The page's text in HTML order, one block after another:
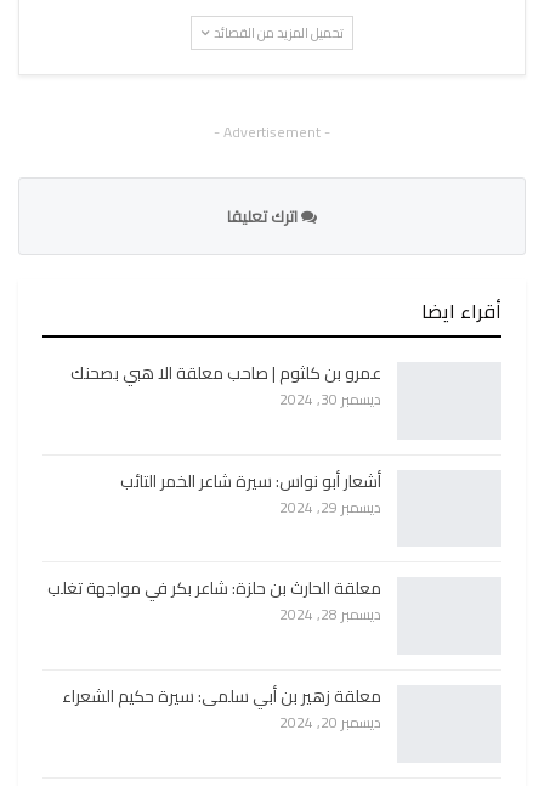
تحميل المزيد من القصائد
- Advertisement -
اترك تعليقا
أقراء ايضا
عمرو بن كلثوم | صاحب معلقة الا هبي بصحنك
ديسمبر 30, 2024
أشعار أبو نواس: سيرة شاعر الخمر التائب
ديسمبر 29, 2024
معلقة الحارث بن حلزة: شاعر بكر في مواجهة تغلب
ديسمبر 28, 2024
معلقة زهير بن أبي سلمى: سيرة حكيم الشعراء
ديسمبر 20, 2024